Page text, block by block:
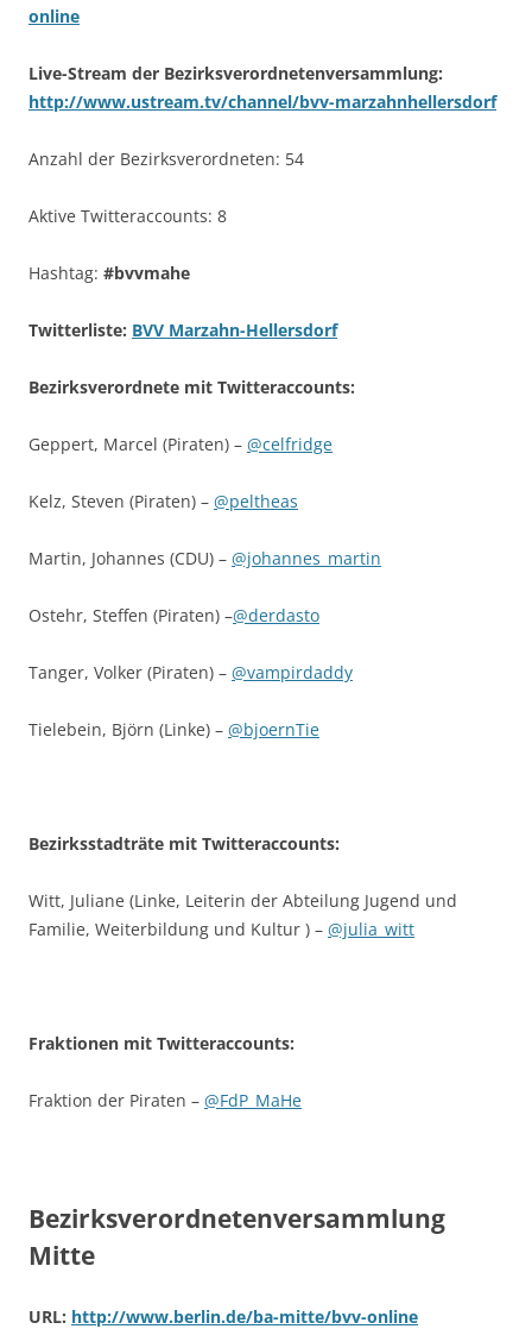
online
Live-Stream der Bezirksverordnetenversammlung:
http://www.ustream.tv/channel/bvv-marzahnhellersdorf
Anzahl der Bezirksverordneten: 54
Aktive Twitteraccounts: 8
Hashtag: #bvvmahe
Twitterliste: BVV Marzahn-Hellersdorf
Bezirksverordnete mit Twitteraccounts:
Geppert, Marcel (Piraten) – @celfridge
Kelz, Steven (Piraten) – @peltheas
Martin, Johannes (CDU) – @johannes_martin
Ostehr, Steffen (Piraten) –@derdasto
Tanger, Volker (Piraten) – @vampirdaddy
Tielebein, Björn (Linke) – @bjoernTie
Bezirksstadträte mit Twitteraccounts:
Witt, Juliane (Linke, Leiterin der Abteilung Jugend und
Familie, Weiterbildung und Kultur ) – @julia_witt
Fraktionen mit Twitteraccounts:
Fraktion der Piraten – @FdP_MaHe
Bezirksverordnetenversammlung
Mitte
URL: http://www.berlin.de/ba-mitte/bvv-online